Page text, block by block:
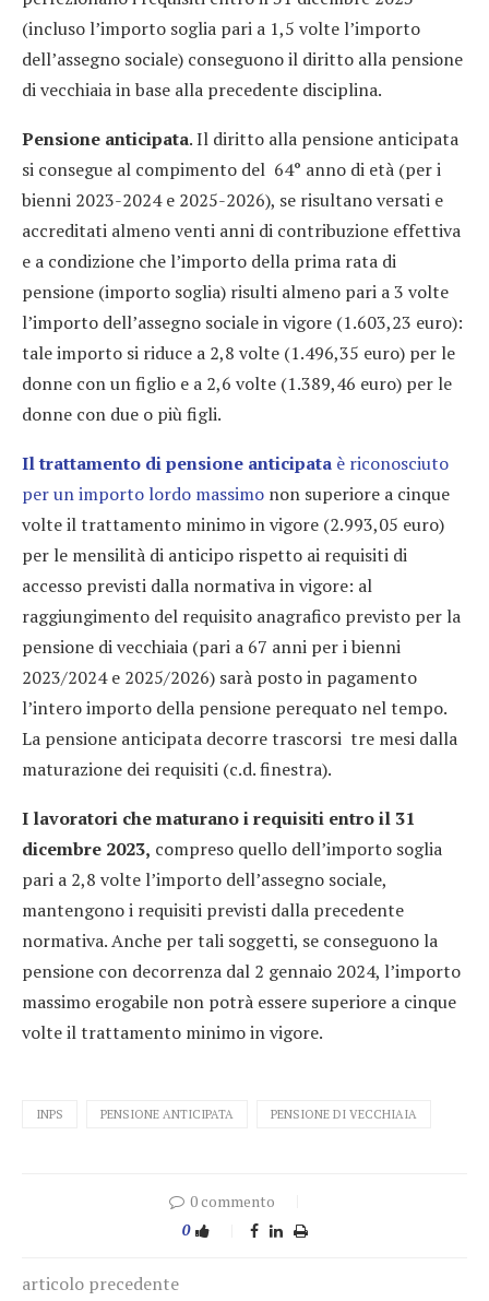
(incluso l’importo soglia pari a 1,5 volte l’importo
dell’assegno sociale) conseguono il diritto alla pensione
di vecchiaia in base alla precedente disciplina.
Pensione anticipata. Il diritto alla pensione anticipata
si consegue al compimento del 64° anno di età (per i
bienni 2023-2024 e 2025-2026), se risultano versati e
accreditati almeno venti anni di contribuzione effettiva
e a condizione che l’importo della prima rata di
pensione (importo soglia) risulti almeno pari a 3 volte
l’importo dell’assegno sociale in vigore (1.603,23 euro):
tale importo si riduce a 2,8 volte (1.496,35 euro) per le
donne con un figlio e a 2,6 volte (1.389,46 euro) per le
donne con due o più figli.
Il trattamento di pensione anticipata è riconosciuto
per un importo lordo massimo non superiore a cinque
volte il trattamento minimo in vigore (2.993,05 euro)
per le mensilità di anticipo rispetto ai requisiti di
accesso previsti dalla normativa in vigore: al
raggiungimento del requisito anagrafico previsto per la
pensione di vecchiaia (pari a 67 anni per i bienni
2023/2024 e 2025/2026) sarà posto in pagamento
l’intero importo della pensione perequato nel tempo.
La pensione anticipata decorre trascorsi tre mesi dalla
maturazione dei requisiti (c.d. finestra).
I lavoratori che maturano i requisiti entro il 31
dicembre 2023, compreso quello dell’importo soglia
pari a 2,8 volte l’importo dell’assegno sociale,
mantengono i requisiti previsti dalla precedente
normativa. Anche per tali soggetti, se conseguono la
pensione con decorrenza dal 2 gennaio 2024, l’importo
massimo erogabile non potrà essere superiore a cinque
volte il trattamento minimo in vigore.
INPS PENSIONE ANTICIPATA PENSIONE DI VECCHIAIA
0 commento
0
articolo precedente